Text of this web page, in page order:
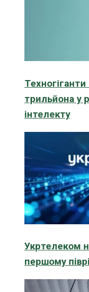
трильйона у
інтелекту
Укртелеком
першому